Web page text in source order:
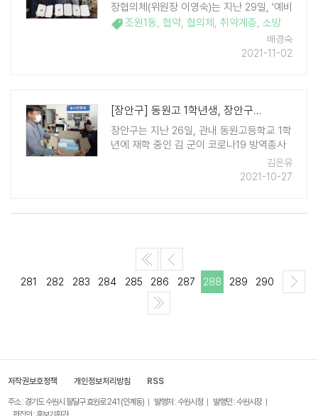
장협의체(위원장 이영숙)는 지난 29일, '예비
사회적기업 제이(J)소방(주) (대표 박문구)'과
지역사회 주민복지 증진과 안전한 주거환경
지원을 위한 협약식을 체결했다. 제이(J)소방
조원1동, 협약, 협의체 , 취약계층, 소방
배경숙
2021-11-02
[장안구] 동원고 1학년생, 장안구에 마스크 등 방역물품 기부
장안구는 지난 26일, 관내 동원고등학교 1학
년에 재학 중인 김 군이 코로나19 방역종사
자들에게 도움이 되고자 마스크 1박스와 손
세정제를 기부했다고 전했다. 김 군은 기부
김은유
2021-10-27
281 282 283 284 285 286 287 288 289 290
저작권보호정책 개인정보처리방침 RSS
주소 : 경기도 수원시 팔달구 효원로 241 (인계동) 발행처 : 수원시청
발행인 : 수원시장